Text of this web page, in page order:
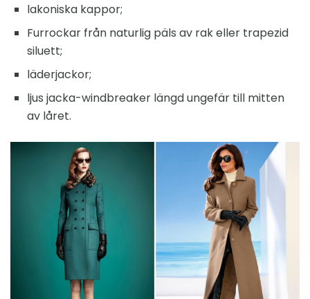
lakoniska kappor;
Furrockar från naturlig päls av rak eller trapezid
siluett;
läderjackor;
ljus jacka-windbreaker längd ungefär till mitten
av låret.